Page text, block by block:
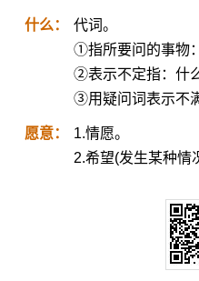
什么：
代词。
①指所要问的事物
②表示不定指：什
③用疑问词表示不
愿意：
1.情愿。
2.希望(发生某种情